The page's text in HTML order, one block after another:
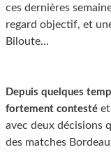
ces dernières
regard objectif, et
Biloute...
Depuis quelques
fortement contesté
avec deux décisions
des matches